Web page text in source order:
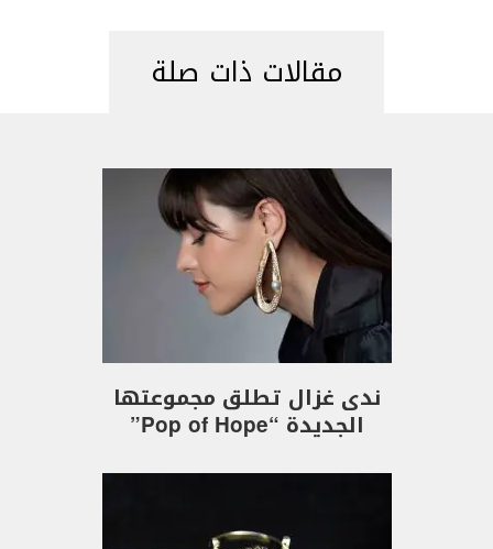
مقالات ذات صلة
ندى غزال تطلق مجموعتها
الجديدة “Pop of Hope”